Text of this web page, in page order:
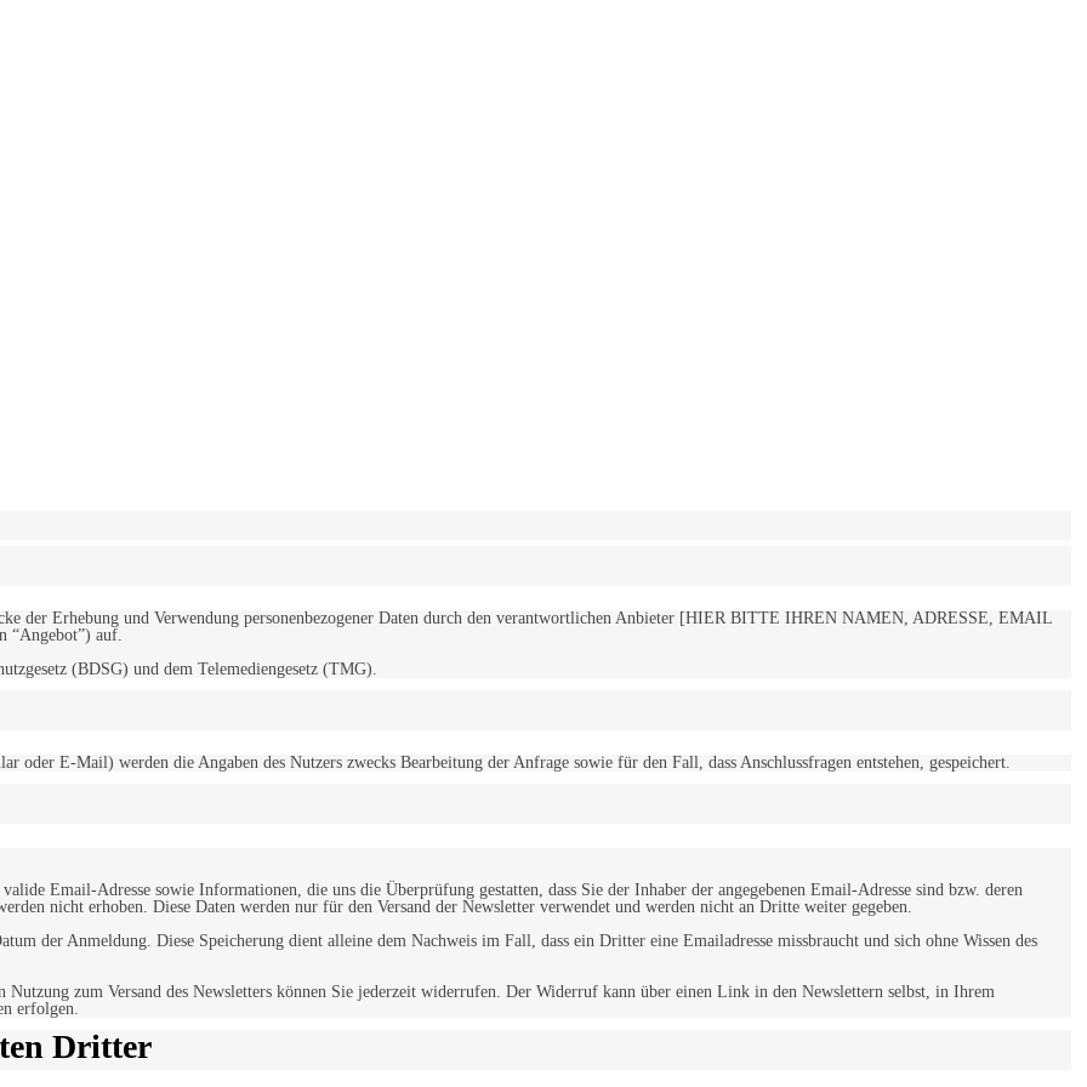
der Erhebung und Verwendung personenbezogener Daten durch den verantwortlichen Anbieter [HIER BITTE IHREN NAMEN, ADRESSE, EMAIL
“Angebot”) auf.
(BDSG) und dem Telemediengesetz (TMG).
E-Mail) werden die Angaben des Nutzers zwecks Bearbeitung der Anfrage sowie für den Fall, dass Anschlussfragen entstehen, gespeichert.
Email-Adresse sowie Informationen, die uns die Überprüfung gestatten, dass Sie der Inhaber der angegebenen Email-Adresse sind bzw. deren
nicht erhoben. Diese Daten werden nur für den Versand der Newsletter verwendet und werden nicht an Dritte weiter gegeben.
der Anmeldung. Diese Speicherung dient alleine dem Nachweis im Fall, dass ein Dritter eine Emailadresse missbraucht und sich ohne Wissen des
zum Versand des Newsletters können Sie jederzeit widerrufen. Der Widerruf kann über einen Link in den Newslettern selbst, in Ihrem
erfolgen.
Dritter